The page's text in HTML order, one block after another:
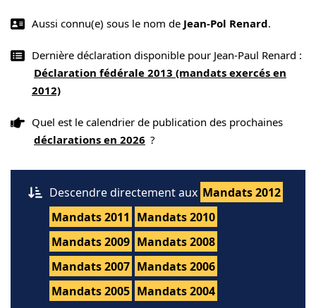
Aussi connu(e) sous le nom de Jean-Pol Renard.
Dernière déclaration disponible pour Jean-Paul Renard :
Déclaration fédérale 2013 (mandats exercés en
2012)
Quel est le calendrier de publication des prochaines
déclarations en 2026 ?
Descendre directement aux Mandats 2012
Mandats 2011 Mandats 2010
Mandats 2009 Mandats 2008
Mandats 2007 Mandats 2006
Mandats 2005 Mandats 2004